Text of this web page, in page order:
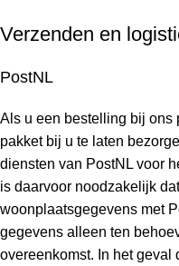
Verzenden en
PostNL
Als u een bestelling bij ons
pakket bij u te laten
diensten van PostNL voor
is daarvoor noodzakelijk
woonplaatsgegevens met
gegevens alleen ten
overeenkomst. In het geval